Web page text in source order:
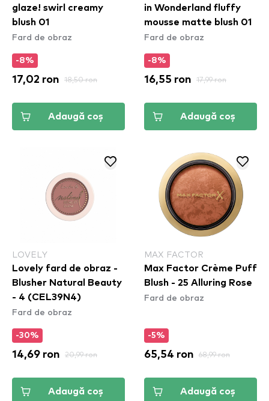
glaze! swirl creamy
blush 01
Fard de obraz
-8%
17,02 ron 18,50 ron
Adaugă coș
in Wonderland fluffy
mousse matte blush 01
Fard de obraz
-8%
16,55 ron 17,99 ron
Adaugă coș
LOVELY
Lovely fard de obraz -
Blusher Natural Beauty
- 4 (CEL39N4)
Fard de obraz
-30%
14,69 ron 20,99 ron
Adaugă coș
MAX FACTOR
Max Factor Crème Puff
Blush - 25 Alluring Rose
Fard de obraz
-5%
65,54 ron 68,99 ron
Adaugă coș